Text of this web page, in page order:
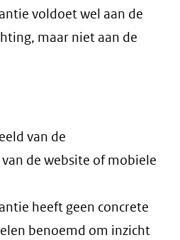
voldoet wel aan de
maar niet aan de
van de
de website of mobiele
heeft geen concrete
benoemd om inzicht